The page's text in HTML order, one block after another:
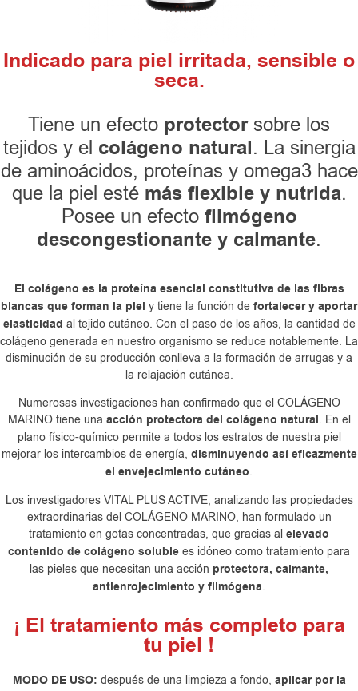
Indicado para piel irritada, sensible o
seca.
Tiene un efecto protectorsobre los
tejidos y el colágeno natural. La sinergia
de aminoácidos, proteínas y omega3 hace
que la piel esté más flexible y nutrida.
Posee un efecto filmógeno
descongestionante y calmante.
El colágeno es la proteína esencial constitutiva de las fibras
blancas que forman la piel y tiene la función de fortalecer y aportar
elasticidad al tejido cutáneo. Con el paso de los años, la cantidad de
colágeno generada en nuestro organismo se reduce notablemente. La
disminución de su producción conlleva a la formación de arrugas y a
la relajación cutánea.
Numerosas investigaciones han confirmado que el COLÁGENO
MARINO tiene una acción protectora del colágeno natural. En el
plano físico-químico permite a todos los estratos de nuestra piel
mejorar los intercambios de energía, disminuyendo así eficazmente
el envejecimiento cutáneo.
Los investigadores VITAL PLUS ACTIVE, analizando las propiedades
extraordinarias del COLÁGENO MARINO, han formulado un
tratamiento en gotas concentradas, que gracias al elevado
contenido de colágeno soluble es idóneo como tratamiento para
las pieles que necesitan una acción protectora, calmante,
antienrojecimiento y filmógena.
¡ El tratamiento más completo para
tu piel !
MODO DE USO: después de una limpieza a fondo, aplicar por la